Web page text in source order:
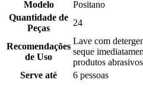
Modelo
Positano
Quantidade de
Peças
24
Recomendações
de Uso
Lave com
seque
produtos
Serve até
6 pessoas